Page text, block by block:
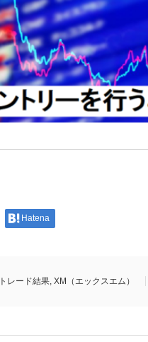
Hatena
レード結果, XM（エックスエム）